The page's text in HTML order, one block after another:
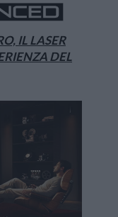
IL LASER
DEL